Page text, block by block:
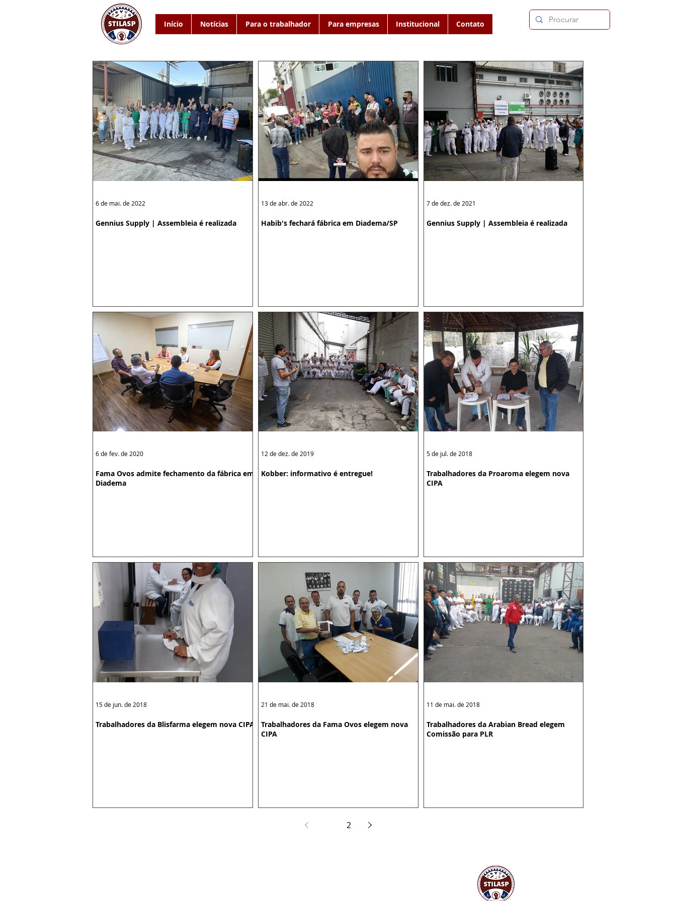
Início Notícias Para o trabalhador Para empresas Institucional Contato
Gennius Supply | Assembleia é realizada
6 de mai. de 2022
Habib's fechará fábrica em Diadema/SP
13 de abr. de 2022
Gennius Supply | Assembleia é realizada
7 de dez. de 2021
Fama Ovos admite fechamento da fábrica em
Diadema
6 de fev. de 2020
Kobber: informativo é entregue!
12 de dez. de 2019
Trabalhadores da Proaroma elegem nova
CIPA
5 de jul. de 2018
Trabalhadores da Blisfarma elegem nova CIPA
15 de jun. de 2018
Trabalhadores da Fama Ovos elegem nova
CIPA
21 de mai. de 2018
Trabalhadores da Arabian Bread elegem
Comissão para PLR
11 de mai. de 2018
2